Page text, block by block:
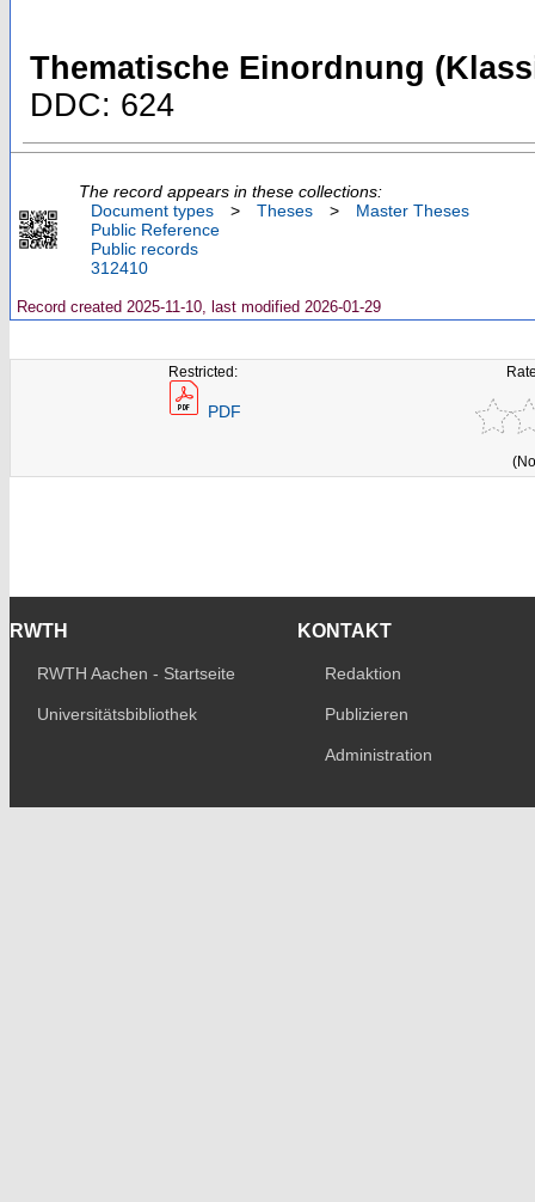
Thematische Einordnung
DDC: 624
The record appears in these collections:
Document types
> Theses >
Master Theses
Public Reference
Public records
312410
Record created 2025-11-10, last modified 2026-01-29
Restricted:
PDF
RWTH
RWTH Aachen - Startseite
Universitätsbibliothek
KONTAKT
Redaktion
Publizieren
Administration